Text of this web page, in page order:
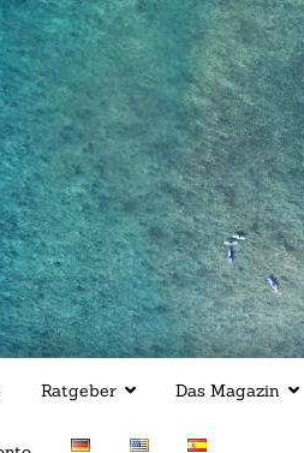
Ratgeber Das Magazin